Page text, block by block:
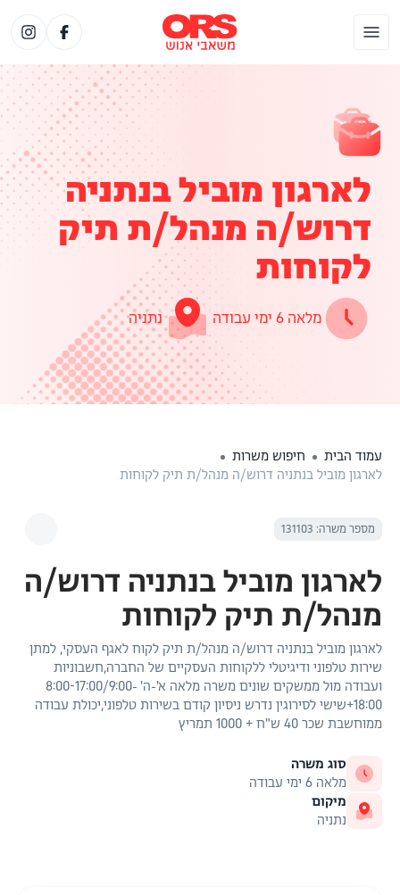
לארגון מוביל בנתניה
דרוש/ה מנהל/ת תיק
לקוחות
מלאה 6 ימי עבודה נתניה
עמוד הבית
חיפוש משרות
לארגון מוביל בנתניה דרוש/ה מנהל/ת תיק לקוחות
מספר משרה: 131103
לארגון מוביל בנתניה דרוש/ה
מנהל/ת תיק לקוחות
לארגון מוביל בנתניה דרוש/ה מנהל/ת תיק לקוח לאגף העסקי, למתן
שירות טלפוני ודיגיטלי ללקוחות העסקיים של החברה,חשבוניות
ועבודה מול ממשקים שונים משרה מלאה א'-ה' 8:00-17:00/9:00-
18:00+שישי לסירוגין נדרש ניסיון קודם בשירות טלפוני,יכולת עבודה
ממוחשבת שכר 40 ש"ח + 1000 תמריץ
סוג משרה
מלאה 6 ימי עבודה
מיקום
נתניה